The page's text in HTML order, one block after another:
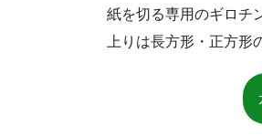
紙を切る専用のギロチ
上りは長方形・正方形